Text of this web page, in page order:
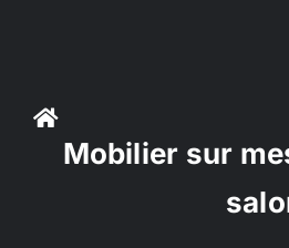
Mobilier sur